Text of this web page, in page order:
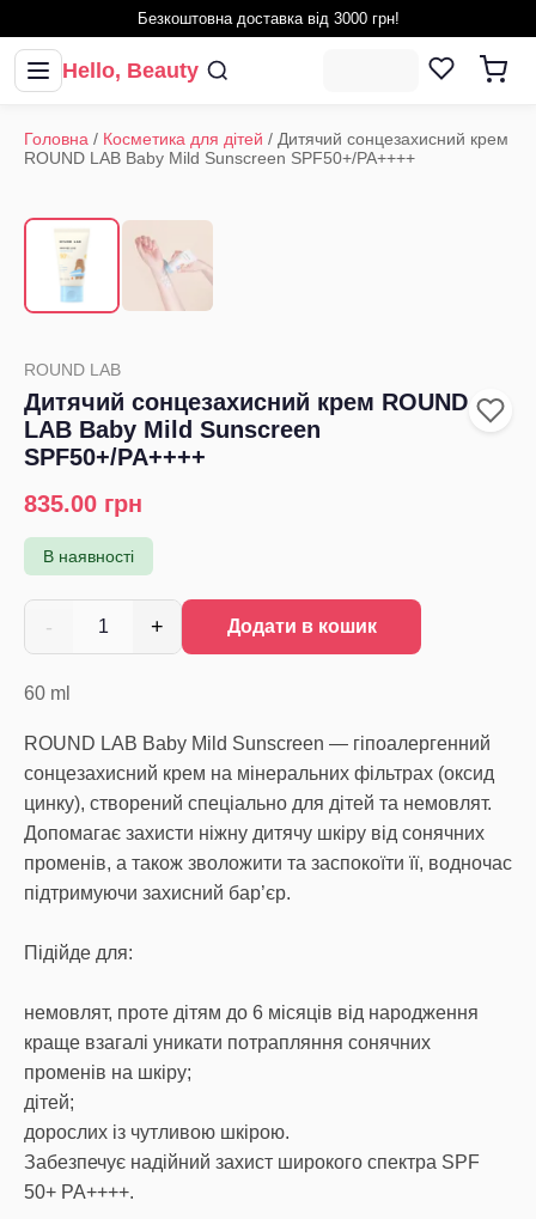
Безкоштовна доставка від 3000 грн!
Hello, Beauty
Головна / Косметика для дітей / Дитячий сонцезахисний крем
ROUND LAB Baby Mild Sunscreen SPF50+/PA++++
ROUND LAB
Дитячий сонцезахисний крем ROUND
LAB Baby Mild Sunscreen
SPF50+/PA++++
835.00 грн
В наявності
- 1 + Додати в кошик
60 ml
ROUND LAB Baby Mild Sunscreen — гіпоалергенний
сонцезахисний крем на мінеральних фільтрах (оксид
цинку), створений спеціально для дітей та немовлят.
Допомагає захисти ніжну дитячу шкіру від сонячних
променів, а також зволожити та заспокоїти її, водночас
підтримуючи захисний бар’єр.
Підійде для:
немовлят, проте дітям до 6 місяців від народження
краще взагалі уникати потрапляння сонячних
променів на шкіру;
дітей;
дорослих із чутливою шкірою.
Забезпечує надійний захист широкого спектра SPF
50+ PA++++.